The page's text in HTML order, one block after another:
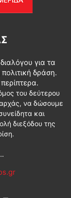
για τα
δράση.
του δεύτερου
να δώσουμε
και
διεξόδου της